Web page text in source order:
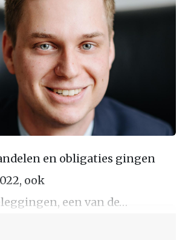
en obligaties gingen
ook
een van de…